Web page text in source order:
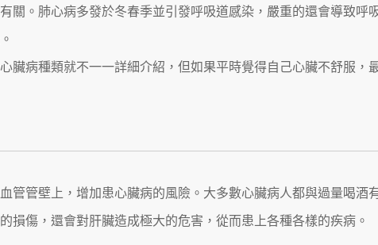
關。肺心病多發於冬春季並引發呼吸道感染，嚴重的還會導致呼
臟病種類就不一一詳細介紹，但如果平時覺得自己心臟不舒服，
管管壁上，增加患心臟病的風險。大多數心臟病人都與過量喝酒
損傷，還會對肝臟造成極大的危害，從而患上各種各樣的疾病。